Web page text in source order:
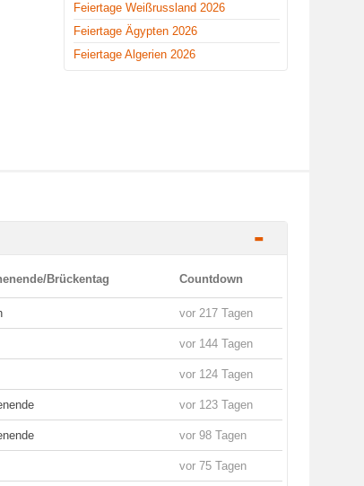
Feiertage Weißrussland 2026
Feiertage Ägypten 2026
Feiertage Algerien 2026
-
Brückentag Countdown
vor 217 Tagen
vor 144 Tagen
vor 124 Tagen
vor 123 Tagen
vor 98 Tagen
vor 75 Tagen